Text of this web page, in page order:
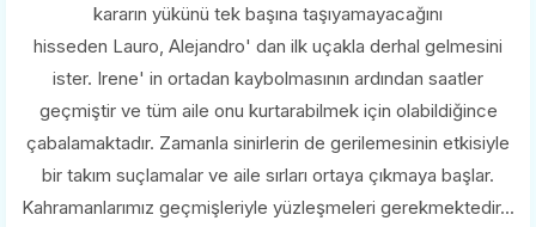
kararın yükünü tek başına taşıyamayacağını
hisseden Lauro, Alejandro' dan ilk uçakla derhal gelmesini
ister. Irene' in ortadan kaybolmasının ardından saatler
geçmiştir ve tüm aile onu kurtarabilmek için olabildiğince
çabalamaktadır. Zamanla sinirlerin de gerilemesinin etkisiyle
bir takım suçlamalar ve aile sırları ortaya çıkmaya başlar.
Kahramanlarımız geçmişleriyle yüzleşmeleri gerekmektedir...